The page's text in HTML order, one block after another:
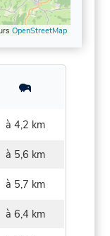
OpenStreetMap
à 4,2 km
à 5,6 km
à 5,7 km
à 6,4 km